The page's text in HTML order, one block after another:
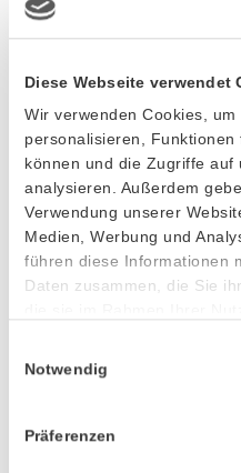
Diese Webseite verwendet
Wir verwenden Cookies,
personalisieren,
können und die Zugriffe auf
analysieren. Außerdem
Verwendung unserer
Medien, Werbung und
führen diese Informationen
Daten zusammen, die Sie
Notwendig
Präferenzen